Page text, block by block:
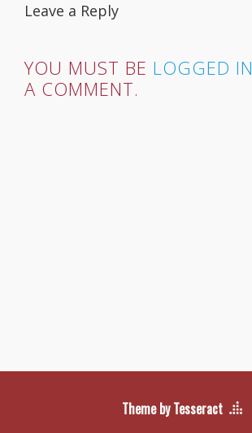
Leave a Reply
YOU MUST BE LOGGED IN
A COMMENT.
Theme by Tesseract